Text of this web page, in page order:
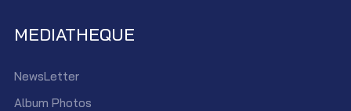
MEDIATHEQUE
NewsLetter
Album Photos